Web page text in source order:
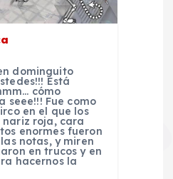
dominguito
Está
cómo
seee!!! Fue como
en el que los
roja, cara
enormes fueron
notas, y miren
en trucos y en
hacernos la